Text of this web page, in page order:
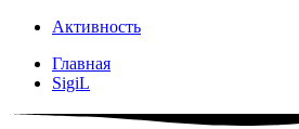
Активность
Главная
SigiL